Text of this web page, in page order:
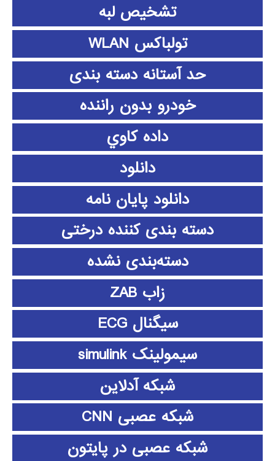
تشخیص لبه
تولباکس WLAN
حد آستانه دسته بندی
خودرو بدون راننده
داده كاوي
دانلود
دانلود پايان نامه
دسته بندی کننده درختی
دسته‌بندی نشده
زاب ZAB
سیگنال ECG
سیمولینک simulink
شبکه آدلاین
شبکه عصبی CNN
شبکه عصبی در پایتون